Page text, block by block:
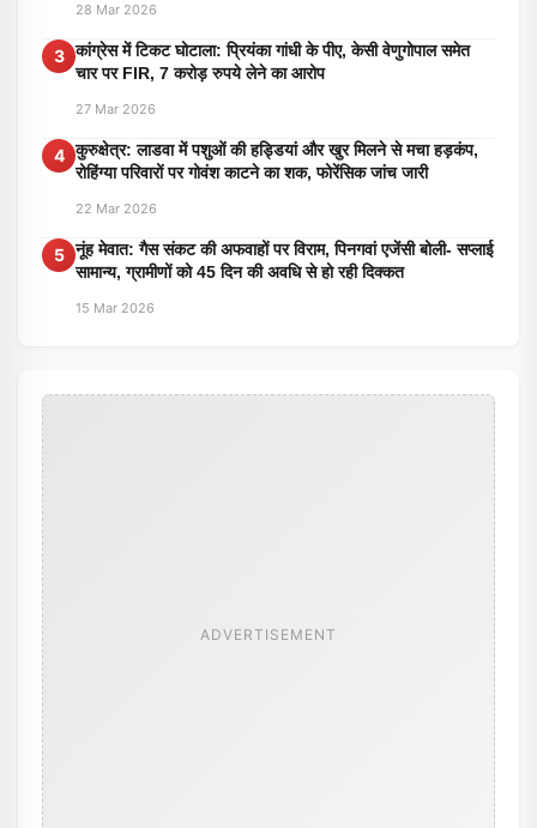
28 Mar 2026
3 कांग्रेस में टिकट घोटाला: प्रियंका गांधी के पीए, केसी वेणुगोपाल समेत
चार पर FIR, 7 करोड़ रुपये लेने का आरोप
27 Mar 2026
4 कुरुक्षेत्र: लाडवा में पशुओं की हड्डियां और खुर मिलने से मचा हड़कंप,
रोहिंग्या परिवारों पर गोवंश काटने का शक, फोरेंसिक जांच जारी
22 Mar 2026
5 नूंह मेवात: गैस संकट की अफवाहों पर विराम, पिनगवां एजेंसी बोली- सप्लाई
सामान्य, ग्रामीणों को 45 दिन की अवधि से हो रही दिक्कत
15 Mar 2026
ADVERTISEMENT